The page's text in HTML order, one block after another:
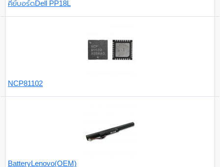
คีย์บอร์ดDell PP18L
NCP81102
BatteryLenovo(OEM)